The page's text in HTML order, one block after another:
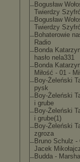
Bogusław
Twierdzy
Bogusław
Twierdzy
Bohaterowie
Radio
Bonda
hasło nela331
Bonda
Miłość - 01 -
Boy-Żeleński
pysk
Boy-Żeleński
i grube
Boy-Żeleński
i grube(1)
Boy-Żeleński
zgroza
Bruno Schulz
Jacek
Budda -